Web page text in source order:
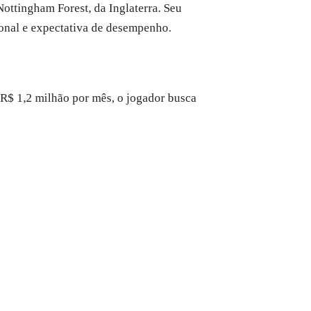
Forest, da Inglaterra. Seu
e expectativa de desempenho.
1,2 milhão por mês, o jogador busca